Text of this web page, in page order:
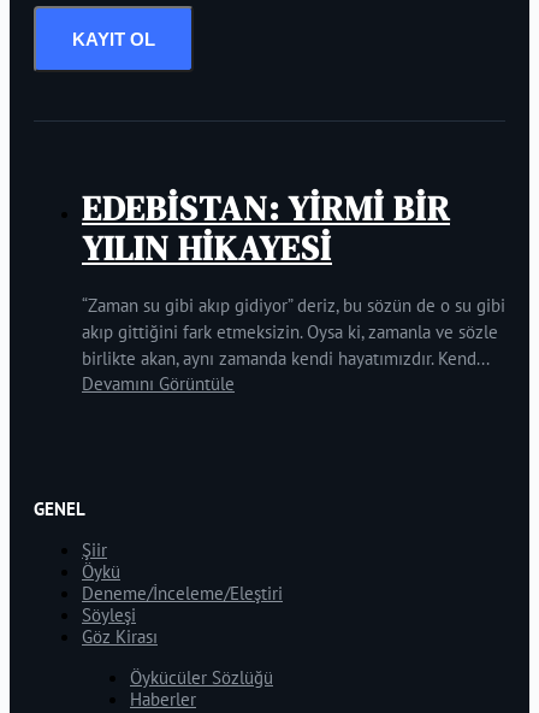
KAYIT OL
EDEBİSTAN: YİRMİ BİR
YILIN HİKAYESİ
“Zaman su gibi akıp gidiyor” deriz, bu sözün de o su gibi
akıp gittiğini fark etmeksizin. Oysa ki, zamanla ve sözle
birlikte akan, aynı zamanda kendi hayatımızdır. Kend...
Devamını Görüntüle
GENEL
Şiir
Öykü
Deneme/İnceleme/Eleştiri
Söyleşi
Göz Kirası
Öykücüler Sözlüğü
Haberler